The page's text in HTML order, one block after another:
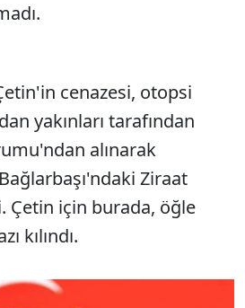
cenazesi, otopsi
yakınları tarafından
alınarak
Ziraat
Çetin için burada, öğle
kılındı.